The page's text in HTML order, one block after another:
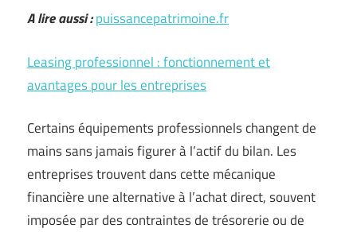
A lire aussi :puissancepatrimoine.fr
Leasing professionnel : fonctionnement et
avantages pour les entreprises
Certains équipements professionnels changent de
mains sans jamais figurer à l’actif du bilan. Les
entreprises trouvent dans cette mécanique
financière une alternative à l’achat direct, souvent
imposée par des contraintes de trésorerie ou de